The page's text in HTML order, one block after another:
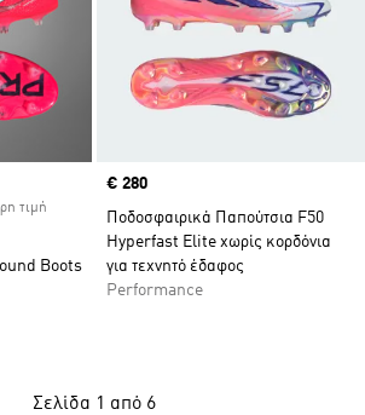
τιμή
Boots
Price
€ 280
Ποδοσφαιρικά Παπούτσια F50
Hyperfast Elite χωρίς κορδόνια
για τεχνητό έδαφος
Performance
Σελίδα 1 από 6